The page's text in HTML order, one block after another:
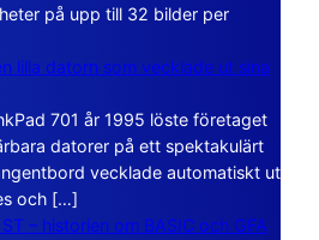
på upp till 32 bilder per
lilla datorn som vecklade ut sina
701 år 1995 löste företaget
datorer på ett spektakulärt
vecklade automatiskt ut
och […]
– historien om BASIC och GFA